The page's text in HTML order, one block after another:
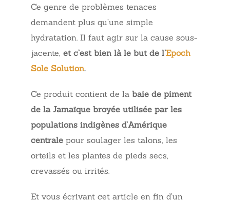
Ce genre de problèmes tenaces
demandent plus qu’une simple
hydratation. Il faut agir sur la cause sous-
jacente, et c’est bien là le but de l’Epoch
Sole Solution.
Ce produit contient de la baie de piment
de la Jamaïque broyée utilisée par les
populations indigènes d’Amérique
centrale pour soulager les talons, les
orteils et les plantes de pieds secs,
crevassés ou irrités.
Et vous écrivant cet article en fin d’un